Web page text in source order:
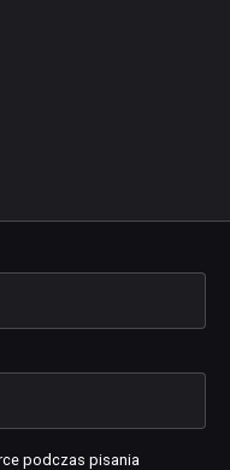
podczas pisania